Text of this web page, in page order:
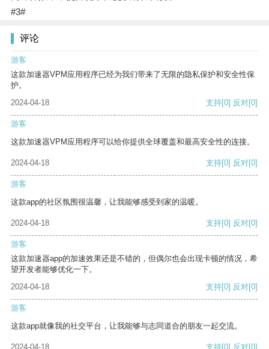
#3#
评论
游客
这款加速器VPM应用程序已经为我们带来了无限的隐私保护和安全性保
护。
2024-04-18
支持[0] 反对[0]
游客
这款加速器VPM应用程序可以给你提供全球覆盖和最高安全性的连接。
2024-04-18 支持[0] 反对[0]
游客
这款app的社区氛围很温馨，让我能够感受到家的温暖。
2024-04-18 支持[0] 反对[0]
游客
这款加速器app的加速效果还是不错的，但偶尔也会出现卡顿的情况，希
望开发者能够优化一下。
2024-04-18
支持[0] 反对[0]
游客
这款app就像我的社交平台，让我能够与志同道合的朋友一起交流。
2024-04-18 支持[0] 反对[0]